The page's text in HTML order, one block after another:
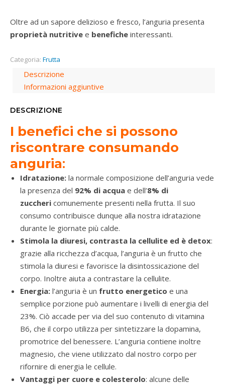
Oltre ad un sapore delizioso e fresco, l’anguria presenta
proprietà nutritive e benefiche interessanti.
Categoria: Frutta
Descrizione
Informazioni aggiuntive
DESCRIZIONE
I benefici che si possono
riscontrare consumando
anguria:
Idratazione: la normale composizione dell’anguria vede
la presenza del 92% di acqua e dell’8% di
zuccheri comunemente presenti nella frutta. Il suo
consumo contribuisce dunque alla nostra idratazione
durante le giornate più calde.
Stimola la diuresi, contrasta la cellulite ed è detox:
grazie alla ricchezza d’acqua, l’anguria è un frutto che
stimola la diuresi e favorisce la disintossicazione del
corpo. Inoltre aiuta a contrastare la cellulite.
Energia: l’anguria è un frutto energetico e una
semplice porzione può aumentare i livelli di energia del
23%. Ciò accade per via del suo contenuto di vitamina
B6, che il corpo utilizza per sintetizzare la dopamina,
promotrice del benessere. L’anguria contiene inoltre
magnesio, che viene utilizzato dal nostro corpo per
rifornire di energia le cellule.
Vantaggi per cuore e colesterolo: alcune delle